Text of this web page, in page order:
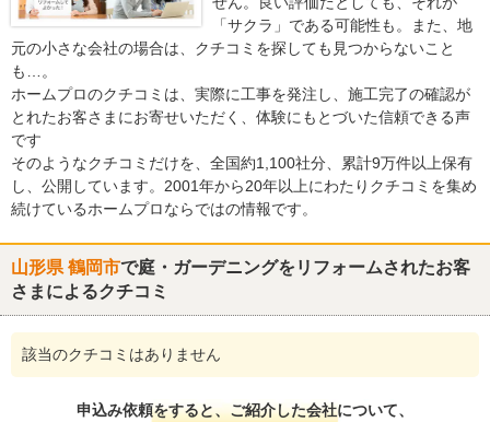
「サクラ」である可能性も。また、地
元の小さな会社の場合は、クチコミを探しても見つからないこと
も…。
ホームプロのクチコミは、実際に工事を発注し、施工完了の確認が
とれたお客さまにお寄せいただく、体験にもとづいた信頼できる声
です
そのようなクチコミだけを、全国約1,100社分、累計9万件以上保有
し、公開しています。2001年から20年以上にわたりクチコミを集め
続けているホームプロならではの情報です。
山形県 鶴岡市で庭・ガーデニングをリフォームされたお客
さまによるクチコミ
該当のクチコミはありません
申込み依頼をすると、ご紹介した会社について、